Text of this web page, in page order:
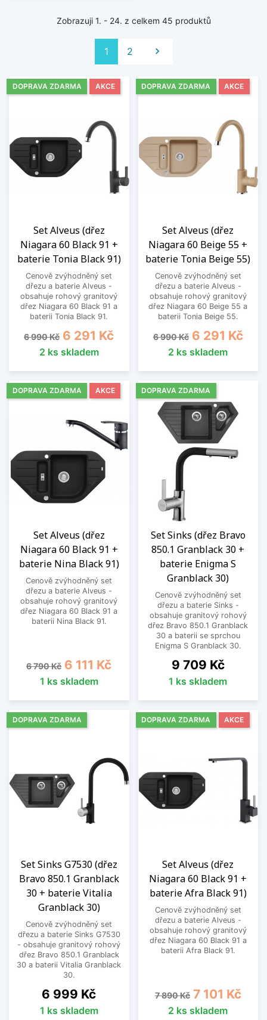
Zobrazuji 1. - 24. z celkem 45 produktů
1 2 Další

Set Alveus (dřez
Niagara 60 Black 91 +
baterie Tonia Black 91)
Cenově zvýhodněný set
dřezu a baterie Alveus -
obsahuje rohový granitový
dřez Niagara 60 Black 91 a
baterii Tonia Black 91.
Běžná cena
6 990 Kč Cena
6 291 Kč
2 ks skladem
DOPRAVA ZDARMA AKCE
Set Alveus (dřez
Niagara 60 Beige 55 +
baterie Tonia Beige 55)
Cenově zvýhodněný set
dřezu a baterie Alveus -
obsahuje rohový granitový
dřez Niagara 60 Beige 55 a
baterii Tonia Beige 55.
Běžná cena
6 990 Kč Cena
6 291 Kč
2 ks skladem
DOPRAVA ZDARMA AKCE
Set Alveus (dřez
Niagara 60 Black 91 +
baterie Nina Black 91)
Cenově zvýhodněný set
dřezu a baterie Alveus -
obsahuje rohový granitový
dřez Niagara 60 Black 91 a
baterii Nina Black 91.
Běžná cena
6 790 Kč Cena
6 111 Kč
1 ks skladem
DOPRAVA ZDARMA AKCE
Set Sinks (dřez Bravo
850.1 Granblack 30 +
baterie Enigma S
Granblack 30)
Cenově zvýhodněný set
dřezu a baterie Sinks -
obsahuje granitový rohový
dřez Bravo 850.1 Granblack
30 a baterii se sprchou
Enigma S Granblack 30.
Cena
9 709 Kč
1 ks skladem
DOPRAVA ZDARMA
Set Sinks G7530 (dřez
Bravo 850.1 Granblack
30 + baterie Vitalia
Granblack 30)
Cenově zvýhodněný set
dřezu a baterie Sinks G7530
- obsahuje granitový rohový
dřez Bravo 850.1 Granblack
30 a baterii Vitalia Granblack
30.
Cena
6 999 Kč
1 ks skladem
DOPRAVA ZDARMA
Set Alveus (dřez
Niagara 60 Black 91 +
baterie Afra Black 91)
Cenově zvýhodněný set
dřezu a baterie Alveus -
obsahuje rohový granitový
dřez Niagara 60 Black 91 a
baterii Afra Black 91.
Běžná cena
7 890 Kč Cena
7 101 Kč
2 ks skladem
DOPRAVA ZDARMA AKCE